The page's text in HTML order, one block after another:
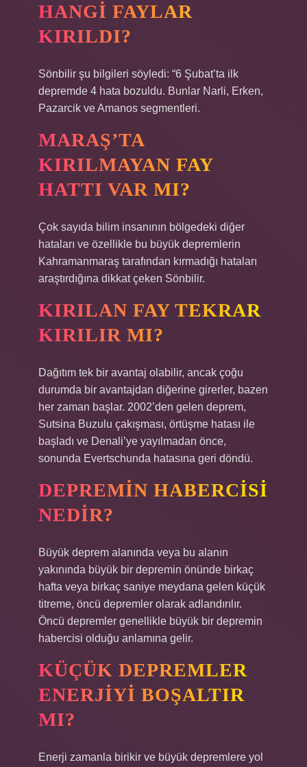
HANGI FAYLAR
KIRILDI?
Sönbilir şu bilgileri söyledi: “6 Şubat’ta ilk
depremde 4 hata bozuldu. Bunlar Narli, Erken,
Pazarcik ve Amanos segmentleri.
MARAŞ’TA
KIRILMAYAN FAY
HATTI VAR MI?
Çok sayıda bilim insanının bölgedeki diğer
hataları ve özellikle bu büyük depremlerin
Kahramanmaraş tarafından kırmadığı hataları
araştırdığına dikkat çeken Sönbilir.
KIRILAN FAY TEKRAR
KIRILIR MI?
Dağıtım tek bir avantaj olabilir, ancak çoğu
durumda bir avantajdan diğerine girerler, bazen
her zaman başlar. 2002’den gelen deprem,
Sutsina Buzulu çakışması, örtüşme hatası ile
başladı ve Denali’ye yayılmadan önce,
sonunda Evertschunda hatasına geri döndü.
DEPREMIN HABERCISI
NEDIR?
Büyük deprem alanında veya bu alanın
yakınında büyük bir depremin önünde birkaç
hafta veya birkaç saniye meydana gelen küçük
titreme, öncü depremler olarak adlandırılır.
Öncü depremler genellikle büyük bir depremin
habercisi olduğu anlamına gelir.
KÜÇÜK DEPREMLER
ENERJIYI BOŞALTIR
MI?
Enerji zamanla birikir ve büyük depremlere yol